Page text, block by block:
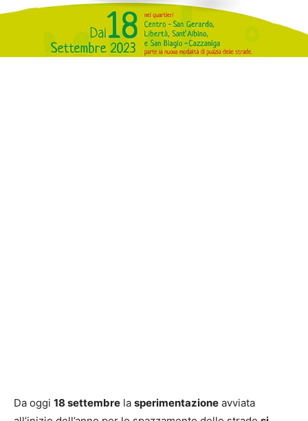
Da oggi 18 settembre la sperimentazione avviata